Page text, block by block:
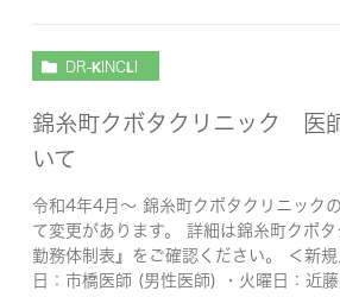
DR-KINCLI
錦糸町クボタクリニック 医
いて
令和4年4月～ 錦糸町クボタクリニック
て変更があります。 詳細は錦糸町クボ
勤務体制表』をご確認ください。 ＜新
日：市橋医師 (男性医師) ・火曜日：近